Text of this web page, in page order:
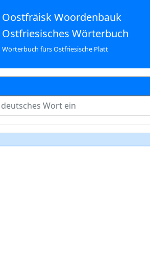
Oostfräisk Woordenbauk
Ostfriesisches Wörterbuch
Wörterbuch fürs Ostfriesische Platt